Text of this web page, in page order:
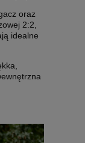
oraz
2:2,
idealne